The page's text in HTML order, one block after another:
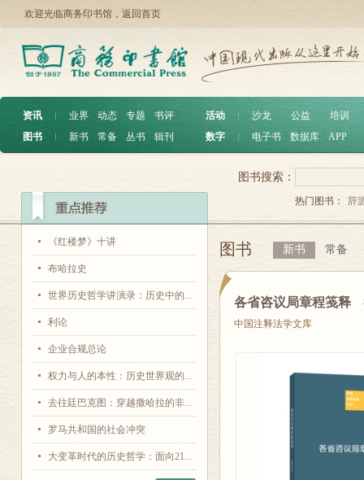
欢迎光临商务印书馆， 返回首页
资讯 ︱ 业界 动态 专题
书评
图书
︱ 新书 常备 丛书 辑刊
活动 沙龙 公益
培训
数字
电子书 数据库 APP
《红楼梦》十讲
布哈拉史
世界历史哲学讲演录：历史中的...
利论
企业合规总论
权力与人的本性：历史世界观的...
去往廷巴克图：穿越撒哈拉的非...
罗马共和国的社会冲突
大变革时代的历史哲学：面向21...
图书搜索：
热门图书： 辞
图书 新书 常备
各省咨议局章程笺释
中国注释法学文库